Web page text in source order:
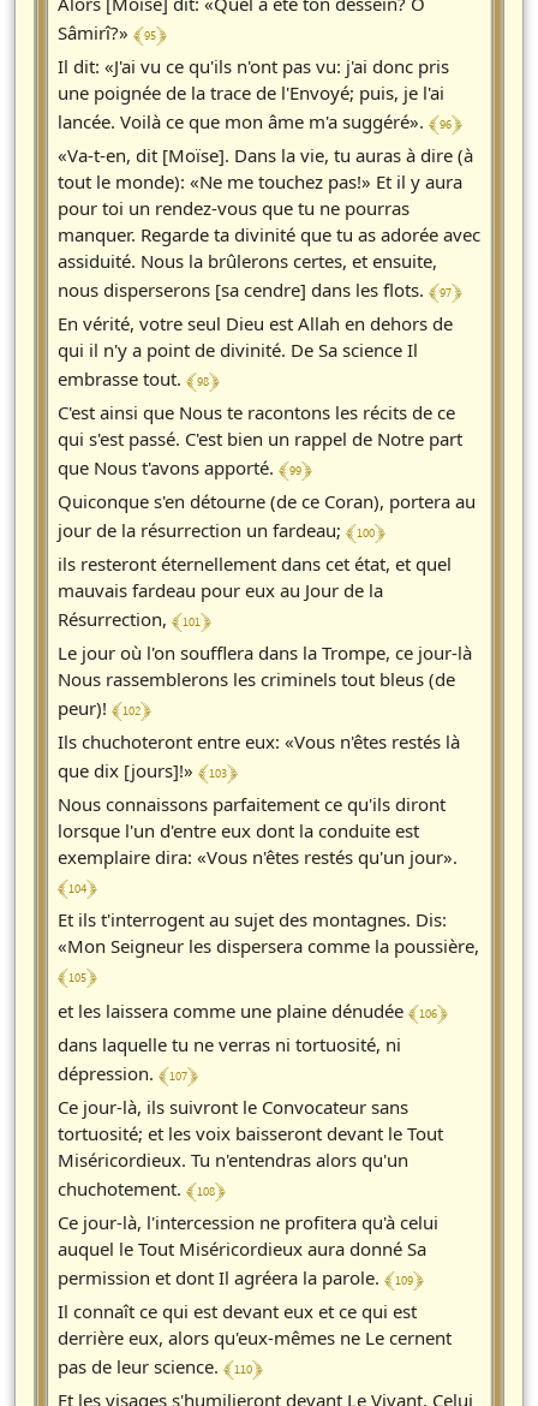
Sâmirî?» ﴾ 95 ﴿
Il dit: «J'ai vu ce qu'ils n'ont pas vu: j'ai donc pris
une poignée de la trace de l'Envoyé; puis, je l'ai
lancée. Voilà ce que mon âme m'a suggéré». ﴾ 96 ﴿
«Va-t-en, dit [Moïse]. Dans la vie, tu auras à dire (à
tout le monde): «Ne me touchez pas!» Et il y aura
pour toi un rendez-vous que tu ne pourras
manquer. Regarde ta divinité que tu as adorée avec
assiduité. Nous la brûlerons certes, et ensuite,
nous disperserons [sa cendre] dans les flots. ﴾ 97 ﴿
En vérité, votre seul Dieu est Allah en dehors de
qui il n'y a point de divinité. De Sa science Il
embrasse tout. ﴾ 98 ﴿
C'est ainsi que Nous te racontons les récits de ce
qui s'est passé. C'est bien un rappel de Notre part
que Nous t'avons apporté. ﴾ 99 ﴿
Quiconque s'en détourne (de ce Coran), portera au
jour de la résurrection un fardeau; ﴾ 100 ﴿
ils resteront éternellement dans cet état, et quel
mauvais fardeau pour eux au Jour de la
Résurrection, ﴾ 101 ﴿
Le jour où l'on soufflera dans la Trompe, ce jour-là
Nous rassemblerons les criminels tout bleus (de
peur)! ﴾ 102 ﴿
Ils chuchoteront entre eux: «Vous n'êtes restés là
que dix [jours]!» ﴾ 103 ﴿
Nous connaissons parfaitement ce qu'ils diront
lorsque l'un d'entre eux dont la conduite est
exemplaire dira: «Vous n'êtes restés qu'un jour».
﴾ 104 ﴿
Et ils t'interrogent au sujet des montagnes. Dis:
«Mon Seigneur les dispersera comme la poussière,
﴾ 105 ﴿
et les laissera comme une plaine dénudée ﴾ 106 ﴿
dans laquelle tu ne verras ni tortuosité, ni
dépression. ﴾ 107 ﴿
Ce jour-là, ils suivront le Convocateur sans
tortuosité; et les voix baisseront devant le Tout
Miséricordieux. Tu n'entendras alors qu'un
chuchotement. ﴾ 108 ﴿
Ce jour-là, l'intercession ne profitera qu'à celui
auquel le Tout Miséricordieux aura donné Sa
permission et dont Il agréera la parole. ﴾ 109 ﴿
Il connaît ce qui est devant eux et ce qui est
derrière eux, alors qu'eux-mêmes ne Le cernent
pas de leur science. ﴾ 110 ﴿
Et les visages s'humilieront devant Le Vivant, Celui